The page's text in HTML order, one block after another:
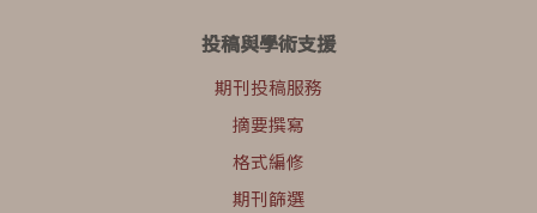
投稿與學術支援
期刊投稿服務
摘要撰寫
格式編修
期刊篩選